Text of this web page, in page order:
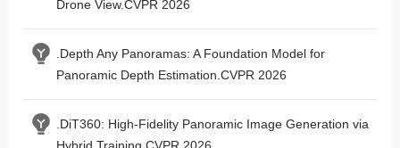
Drone View.CVPR 2026
.Depth Any Panoramas: A Foundation Model for
Panoramic Depth Estimation.CVPR 2026
.DiT360: High-Fidelity Panoramic Image Generation via
Hybrid Training.CVPR 2026